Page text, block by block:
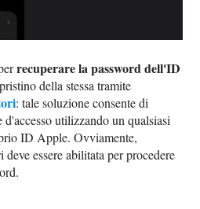
recuperare la password dell'ID
della stessa tramite
: tale soluzione consente di
d'accesso utilizzando un qualsiasi
ID Apple. Ovviamente,
essere abilitata per procedere